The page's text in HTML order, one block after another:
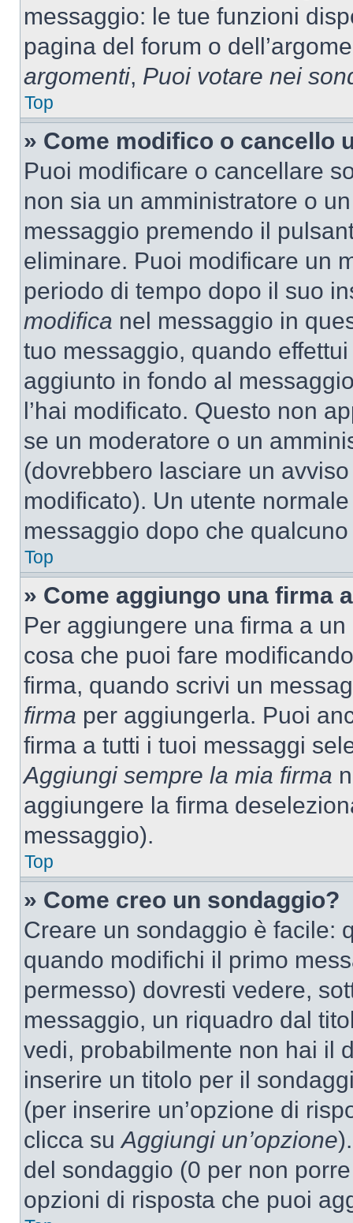
messaggio: le tue funzioni
pagina del forum o
argomenti, Puoi votare nei
Top
» Come modifico o cancello
Puoi modificare o cancellare
non sia un amministratore o
messaggio premendo il
eliminare. Puoi modificare un
periodo di tempo dopo il suo
modifica nel messaggio in
tuo messaggio, quando
aggiunto in fondo al
l’hai modificato. Questo non
se un moderatore o un
(dovrebbero lasciare un
modificato). Un utente
messaggio dopo che
Top
» Come aggiungo una firma
Per aggiungere una firma a
cosa che puoi fare
firma, quando scrivi un
firma per aggiungerla. Puoi
firma a tutti i tuoi messaggi
Aggiungi sempre la mia firma
aggiungere la firma
messaggio).
Top
» Come creo un sondaggio?
Creare un sondaggio è facile:
quando modifichi il primo
permesso) dovresti vedere,
messaggio, un riquadro dal
vedi, probabilmente non hai il
inserire un titolo per il
(per inserire un’opzione di
clicca suAggiungi un’opzione
del sondaggio (0 per non
opzioni di risposta che puoi